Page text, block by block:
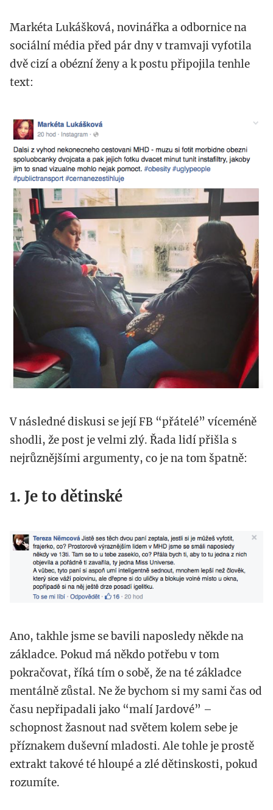
Markéta Lukášková, novinářka a odbornice na
sociální média před pár dny v tramvaji vyfotila
dvě cizí a obézní ženy a k postu připojila tenhle
text:
snimek_obrazovky_2016-
02-
24_v_11.44.28.png
V následné diskusi se její FB “přátelé” víceméně
shodli, že post je velmi zlý. Řada lidí přišla s
nejrůznějšími argumenty, co je na tom špatně:
1. Je to dětinské
snimek_obrazovky_2016-
02-
24_v_12.02.18.png
Ano, takhle jsme se bavili naposledy někde na
základce. Pokud má někdo potřebu v tom
pokračovat, říká tím o sobě, že na té základce
mentálně zůstal. Ne že bychom si my sami čas od
času nepřipadali jako “malí Jardové” –
schopnost žasnout nad světem kolem sebe je
příznakem duševní mladosti. Ale tohle je prostě
extrakt takové té hloupé a zlé dětinskosti, pokud
rozumíte.